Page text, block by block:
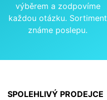
výběrem a zodpovíme
každou otázku. Sortiment
známe poslepu.
SPOLEHLIVÝ PRODEJCE